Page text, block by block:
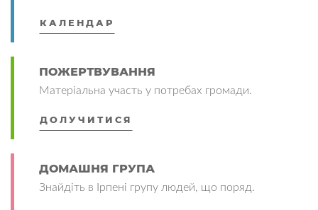
КАЛЕНДАР
ПОЖЕРТВУВАННЯ
Матеріальна участь у потребах громади.
ДОЛУЧИТИСЯ
ДОМАШНЯ ГРУПА
Знайдіть в Ірпені групу людей, що поряд.